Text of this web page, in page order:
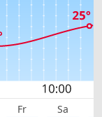
Fr Sa